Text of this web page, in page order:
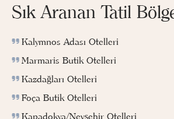
Sık Aranan Tatil
Kalymnos Adası Otelleri
Marmaris Butik Otelleri
Kazdağları Otelleri
Foça Butik Otelleri
Kapadokya/Nevşehir Otelleri